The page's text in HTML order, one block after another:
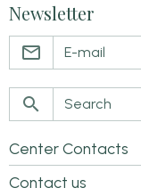
Newsletter
Center Contacts
Contact us